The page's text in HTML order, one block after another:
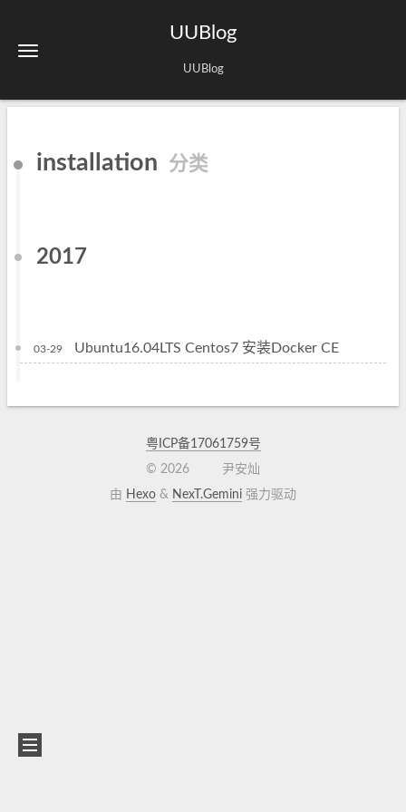
UUBlog
UUBlog
installation 分类
2017
03-29 Ubuntu16.04LTS Centos7 安装Docker CE
粤ICP备17061759号
©2026
尹安灿
由 Hexo & NexT.Gemini 强力驱动